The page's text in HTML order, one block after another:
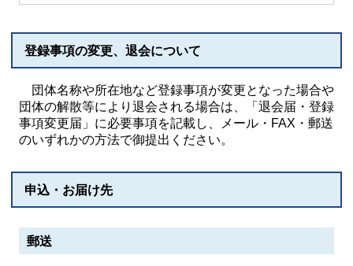
登録事項の変更、退会について
団体名称や所在地など登録事項が変更となった場合や
団体の解散等により退会される場合は、「退会届・登録
事項変更届」に必要事項を記載し、メール・FAX・郵送
のいずれかの方法で御提出ください。
申込・お届け先
郵送